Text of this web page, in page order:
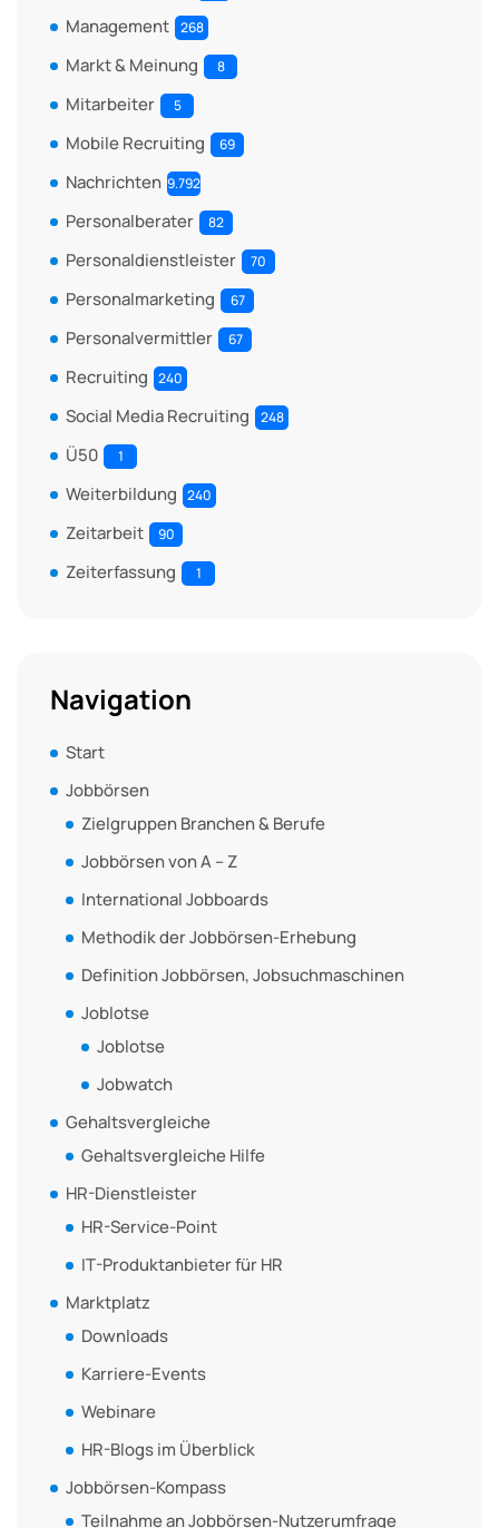
Management 268
Markt & Meinung 8
Mitarbeiter 5
Mobile Recruiting 69
Nachrichten 9.792
Personalberater 82
Personaldienstleister 70
Personalmarketing 67
Personalvermittler 67
Recruiting 240
Social Media Recruiting 248
Ü50 1
Weiterbildung 240
Zeitarbeit 90
Zeiterfassung 1
Navigation
Start
Jobbörsen
Zielgruppen Branchen & Berufe
Jobbörsen von A – Z
International Jobboards
Methodik der Jobbörsen-Erhebung
Definition Jobbörsen, Jobsuchmaschinen
Joblotse
Joblotse
Jobwatch
Gehaltsvergleiche
Gehaltsvergleiche Hilfe
HR-Dienstleister
HR-Service-Point
IT-Produktanbieter für HR
Marktplatz
Downloads
Karriere-Events
Webinare
HR-Blogs im Überblick
Jobbörsen-Kompass
Teilnahme an Jobbörsen-Nutzerumfrage